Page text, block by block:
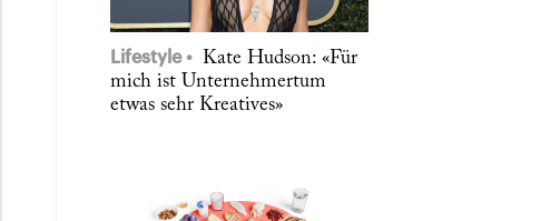
Lifestyle
Kate Hudson: «Für
mich ist Unternehmertum
etwas sehr Kreatives»